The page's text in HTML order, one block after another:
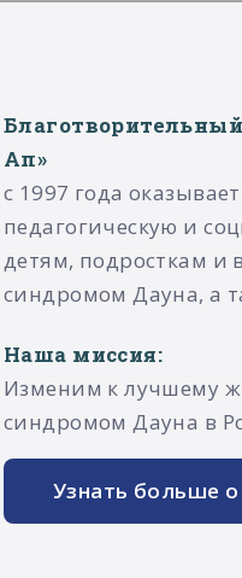
Ап»
с 1997 года
педагогическую и
детям, подросткам и
синдромом Дауна, а
Наша миссия:
Изменим к лучшему
синдромом Дауна в
Узнать больше о